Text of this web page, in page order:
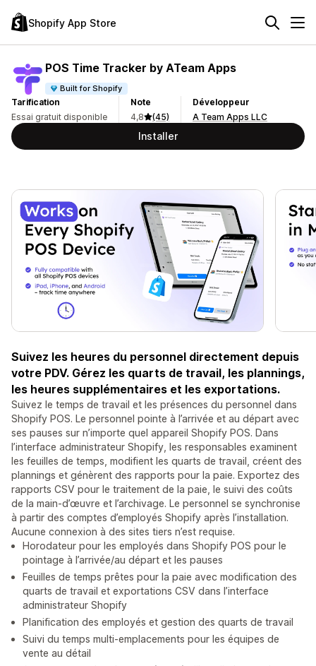
Shopify App Store
POS Time Tracker by ATeam Apps
Built for Shopify
Tarification
Essai gratuit disponible
Note
4,8
(45)
Développeur
A Team Apps LLC
Installer
Suivez les heures du personnel directement depuis
votre PDV. Gérez les quarts de travail, les plannings,
les heures supplémentaires et les exportations.
Suivez le temps de travail et les présences du personnel dans
Shopify POS. Le personnel pointe à l’arrivée et au départ avec
ses pauses sur n’importe quel appareil Shopify POS. Dans
l’interface administrateur Shopify, les responsables examinent
les feuilles de temps, modifient les quarts de travail, créent des
plannings et génèrent des rapports pour la paie. Exportez des
rapports CSV pour le traitement de la paie, le suivi des coûts
de la main-d’œuvre et l’archivage. Le personnel se synchronise
à partir des comptes d’employés Shopify après l’installation.
Aucune connexion à des sites tiers n’est requise.
Horodateur pour les employés dans Shopify POS pour le
pointage à l’arrivée/au départ et les pauses
Feuilles de temps prêtes pour la paie avec modification des
quarts de travail et exportations CSV dans l’interface
administrateur Shopify
Planification des employés et gestion des quarts de travail
Suivi du temps multi-emplacements pour les équipes de
vente au détail